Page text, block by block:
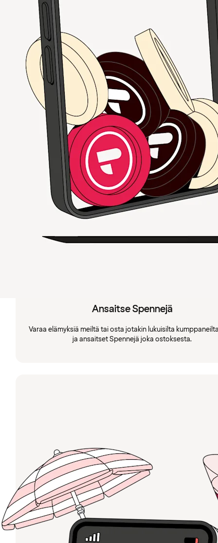
Ansaitse Spennejä
Varaa elämyksiä meiltä tai osta jotakin lukuisilta
ja ansaitset Spennejä joka ostoksesta.